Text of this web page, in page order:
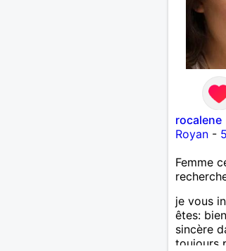
rocalene
Royan-
Femme
je vous
êtes:
sincère
toujours